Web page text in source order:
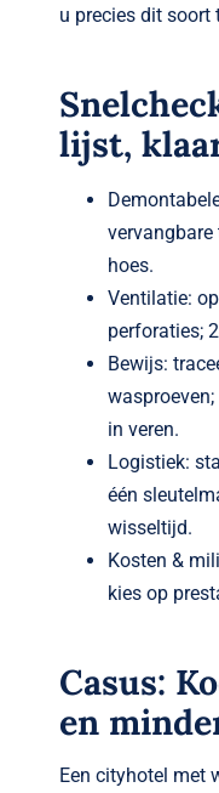
u precies dit soort
lijst,
hoes.
Ventilatie:
perforaties;
Bewijs:
in veren.
Logistiek:
één
wisseltijd.
Kosten &
kies op
Casus:
en
Een cityhotel met